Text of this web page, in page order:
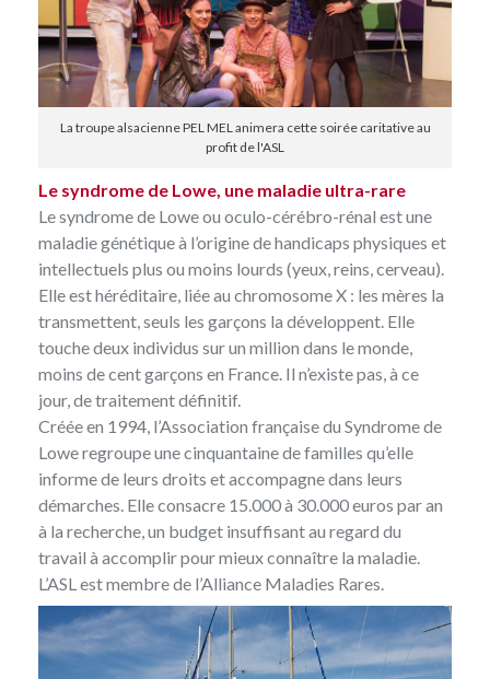
La troupe alsacienne PEL MEL animera cette soirée caritative au
profit de l'ASL
Le syndrome de Lowe, une maladie ultra-rare
Le syndrome de Lowe ou oculo-cérébro-rénal est une
maladie génétique à l’origine de handicaps physiques et
intellectuels plus ou moins lourds (yeux, reins, cerveau).
Elle est héréditaire, liée au chromosome X : les mères la
transmettent, seuls les garçons la développent. Elle
touche deux individus sur un million dans le monde,
moins de cent garçons en France. Il n’existe pas, à ce
jour, de traitement définitif.
Créée en 1994, l’Association française du Syndrome de
Lowe regroupe une cinquantaine de familles qu’elle
informe de leurs droits et accompagne dans leurs
démarches. Elle consacre 15.000 à 30.000 euros par an
à la recherche, un budget insuffisant au regard du
travail à accomplir pour mieux connaître la maladie.
L’ASL est membre de l’Alliance Maladies Rares.